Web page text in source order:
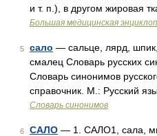
и т. п.), в другом жировая
Большая медицинская
5 сало — сальце, лярд, шпик,
смалец Словарь русских
Словарь синонимов
справочник. М.: Русский
Словарь синонимов
6 САЛО — 1. САЛО1, сала,